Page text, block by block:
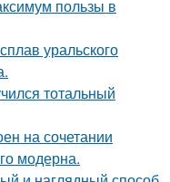
пользы в
уральского
тотальный
на сочетании
модерна.